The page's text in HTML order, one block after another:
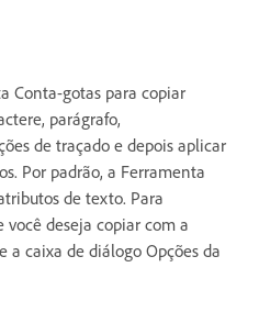
Conta-gotas para copiar
parágrafo,
de traçado e depois aplicar
Por padrão, a Ferramenta
de texto. Para
você deseja copiar com a
a caixa de diálogo Opções da